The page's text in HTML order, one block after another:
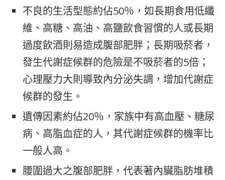
不良的生活型態約佔50％，如長期食用低纖
維、高糖、高油、高鹽飲食習慣的人或長期
過度飲酒則易造成腹部肥胖；長期吸菸者，
發生代謝症候群的危險是不吸菸者的5倍；
心理壓力大則導致內分泌失調，增加代謝症
候群的發生。
遺傳因素約佔20％，家族中有高血壓、糖尿
病、高脂血症的人，其代謝症候群的機率比
一般人高。
腰圍過大之腹部肥胖，代表著內臟脂肪堆積